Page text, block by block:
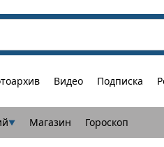
Видео Подписка
▼ Магазин Гороскоп